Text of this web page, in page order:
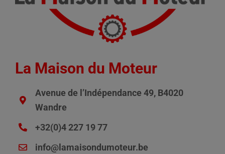
La Maison du Moteur
Avenue de l’Indépendance 49, B4020
Wandre
+32(0)4 227 19 77
info@lamaisondumoteur.be